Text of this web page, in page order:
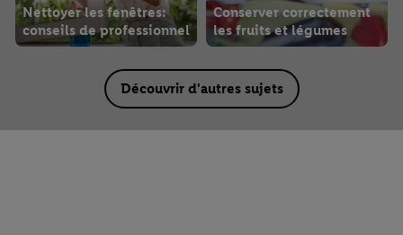
Nettoyer les fenêtres:
conseils de professionnel
Conserver correctement
les fruits et légumes
Découvrir d'autres sujets